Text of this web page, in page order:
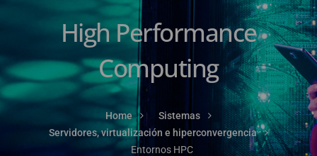
High Performance
Computing
Home
Sistemas
Servidores, virtualización e hiperconvergencia
Entornos HPC